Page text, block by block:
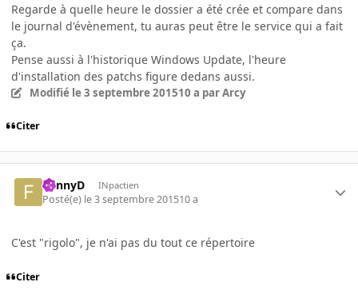
Regarde à quelle heure le dossier a été crée et compare dans
le journal d'évènement, tu auras peut être le service qui a fait
ça.
Pense aussi à l'historique Windows Update, l'heure
d'installation des patchs figure dedans aussi.
Modifié le 3 septembre 201510 a par Arcy
Citer
FunnyD INpactien
Posté(e) le 3 septembre 201510 a
C'est "rigolo", je n'ai pas du tout ce répertoire
Citer